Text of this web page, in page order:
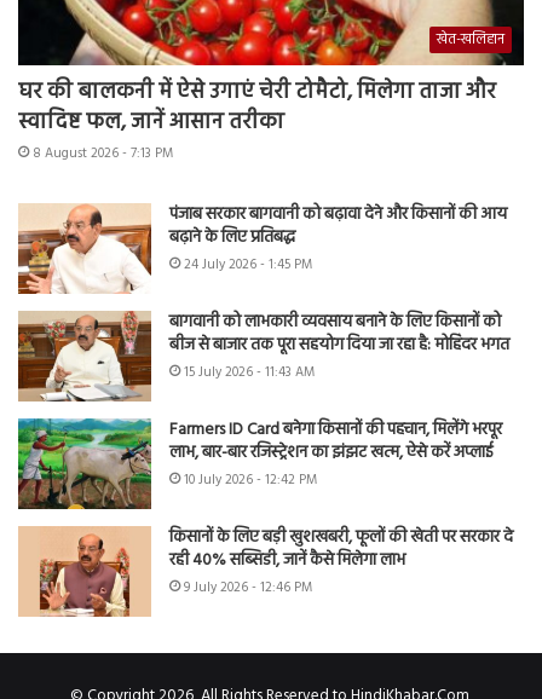
खेत-खलिहान
घर की बालकनी में ऐसे उगाएं चेरी टोमैटो, मिलेगा ताजा और
स्वादिष्ट फल, जानें आसान तरीका
8 August 2026 - 7:13 PM
पंजाब सरकार बागवानी को बढ़ावा देने और किसानों की आय
बढ़ाने के लिए प्रतिबद्ध
24 July 2026 - 1:45 PM
बागवानी को लाभकारी व्यवसाय बनाने के लिए किसानों को
बीज से बाजार तक पूरा सहयोग दिया जा रहा है: मोहिंदर भगत
15 July 2026 - 11:43 AM
Farmers ID Card बनेगा किसानों की पहचान, मिलेंगे भरपूर
लाभ, बार-बार रजिस्ट्रेशन का झंझट खत्म, ऐसे करें अप्लाई
10 July 2026 - 12:42 PM
किसानों के लिए बड़ी खुशखबरी, फूलों की खेती पर सरकार दे
रही 40% सब्सिडी, जानें कैसे मिलेगा लाभ
9 July 2026 - 12:46 PM